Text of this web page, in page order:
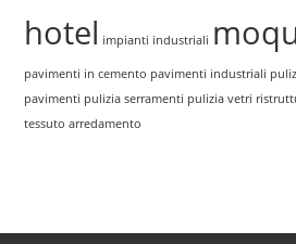
hotel impianti industriali
pavimenti in cemento pavimenti industriali
pavimenti pulizia serramenti pulizia vetri
tessuto arredamento